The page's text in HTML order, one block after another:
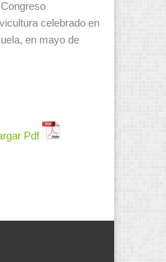
celebrado en
en mayo de
Pdf